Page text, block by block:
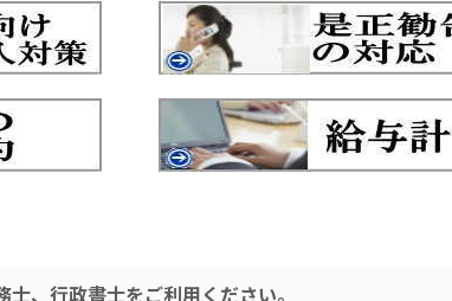
、行政書士をご利用ください。